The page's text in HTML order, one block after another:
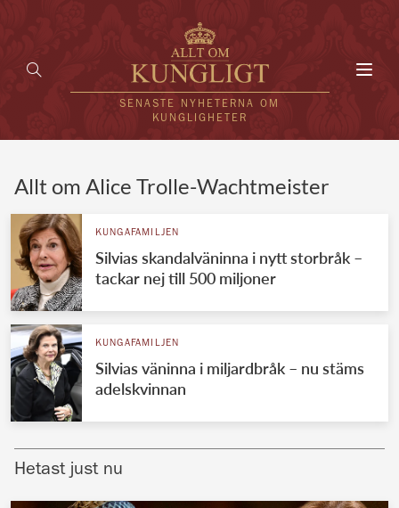
SENASTE NYHETERNA OM
KUNGLIGHETER
UTLÄNDSKT
VÄRLDENS KUNGAHUS
Svenska kungahuset
Brittiska kungahuset
REDAKTION
Allt om Alice Trolle-Wachtmeister
KUNGAFAMILJEN
Silvias skandalväninna i nytt storbråk –
tackar nej till 500 miljoner
KUNGAFAMILJEN
Silvias väninna i miljardbråk – nu stäms
adelskvinnan
Hetast just nu